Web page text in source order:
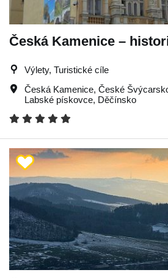
Česká Kamenice –
Výlety, Turistické cíle
Česká Kamenice, České
Labské pískovce, Děčínsko